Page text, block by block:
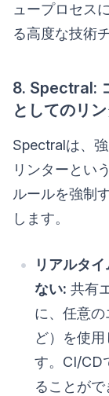
ュープロセス
る高度な技術
8. Spectral:
としてのリ
Spectralは、
リンターとい
ルールを強制
します。
リアルタ
ない: 共有
に、任意
ど）を使
す。CI/CD
ることがで